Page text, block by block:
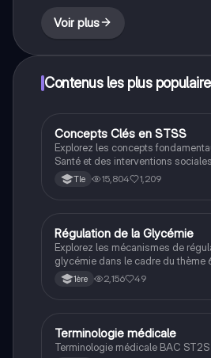
étudiants en biologie cellulaire et
Voir plus
Contenus les plus
ST2S
Concepts Clés en STSS
Explorez les concepts
Santé et des interventions
présente des définitions
d'écriture argumentative, et des
les étudiants en ST2S.
Tle 15,804 1,209
Bio éco
Régulation de la Glycémie
Explorez les mécanismes de
glycémie dans le cadre du thème
intérieur et l'homéostasie. Cette
le BAC ST2S couvre les hormones
glycogénogenèse et
étudiants en terminale ST2S.
1ère 2,156 49
Santé & Social
Terminologie médicale
Terminologie médicale BAC ST2S